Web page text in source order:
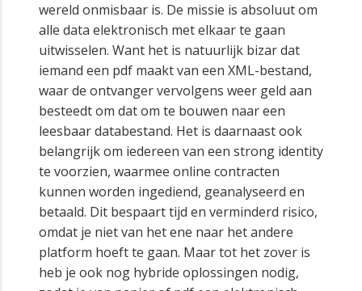
wereld onmisbaar is. De missie is absoluut om
alle data elektronisch met elkaar te gaan
uitwisselen. Want het is natuurlijk bizar dat
iemand een pdf maakt van een XML-bestand,
waar de ontvanger vervolgens weer geld aan
besteedt om dat om te bouwen naar een
leesbaar databestand. Het is daarnaast ook
belangrijk om iedereen van een strong identity
te voorzien, waarmee online contracten
kunnen worden ingediend, geanalyseerd en
betaald. Dit bespaart tijd en verminderd risico,
omdat je niet van het ene naar het andere
platform hoeft te gaan. Maar tot het zover is
heb je ook nog hybride oplossingen nodig,